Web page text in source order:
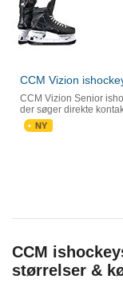
CCM Vizion
CCM Vizion Senior
der søger direkte
NY
CCM
størrelser &